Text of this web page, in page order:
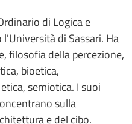
di Logica e
di Sassari. Ha
filosofia della percezione,
bioetica,
semiotica. I suoi
sulla
e del cibo.